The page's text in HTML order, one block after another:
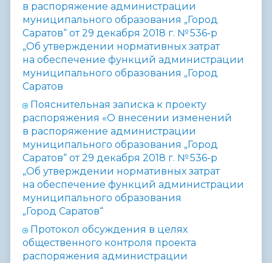
в распоряжение администрации
муниципального образования „Город
Саратов“ от 29 декабря 2018 г. № 536-р
„Об утверждении нормативных затрат
на обеспечение функций администрации
муниципального образования „Город
Саратов
Пояснительная записка к проекту
распоряжения «О внесении изменений
в распоряжение администрации
муниципального образования „Город
Саратов“ от 29 декабря 2018 г. № 536-р
„Об утверждении нормативных затрат
на обеспечение функций администрации
муниципального образования
„Город Саратов“
Протокол обсуждения в целях
общественного контроля проекта
распоряжения администрации